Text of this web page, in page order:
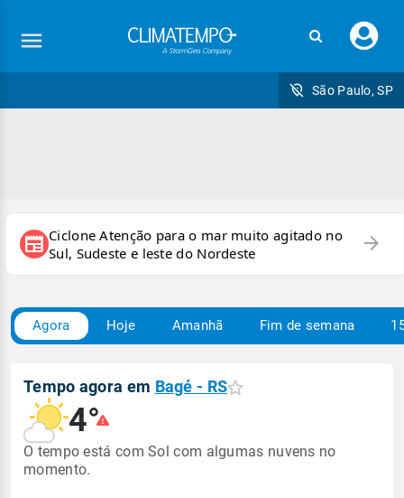
seu
São Paulo, SP
newspaper Ciclone Atenção para o mar muito agitado no
Sul, Sudeste e leste do Nordeste
arrow_forward
Agora Hoje Amanhã Fim de semana
Tempo agora em Bagé - RS
4°
O tempo está com Sol com algumas nuvens no
momento.